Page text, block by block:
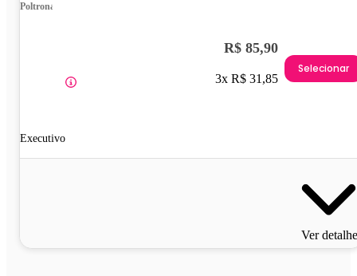
Poltrona
Executivo
R$ 85,90
3x R$ 31,85
Selecionar
Ver